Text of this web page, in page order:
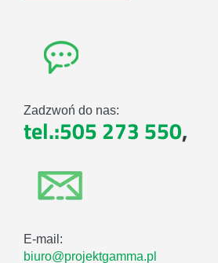
Zadzwoń do nas:
tel.:505 273 550,
E-mail:
biuro@projektgamma.pl